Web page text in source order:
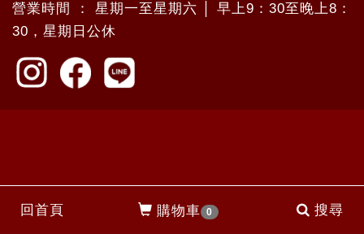
回首頁 購物車 0 搜尋
營業時間 ： 星期一至星期六 │ 早上9：30至晚上8：
30，星期日公休